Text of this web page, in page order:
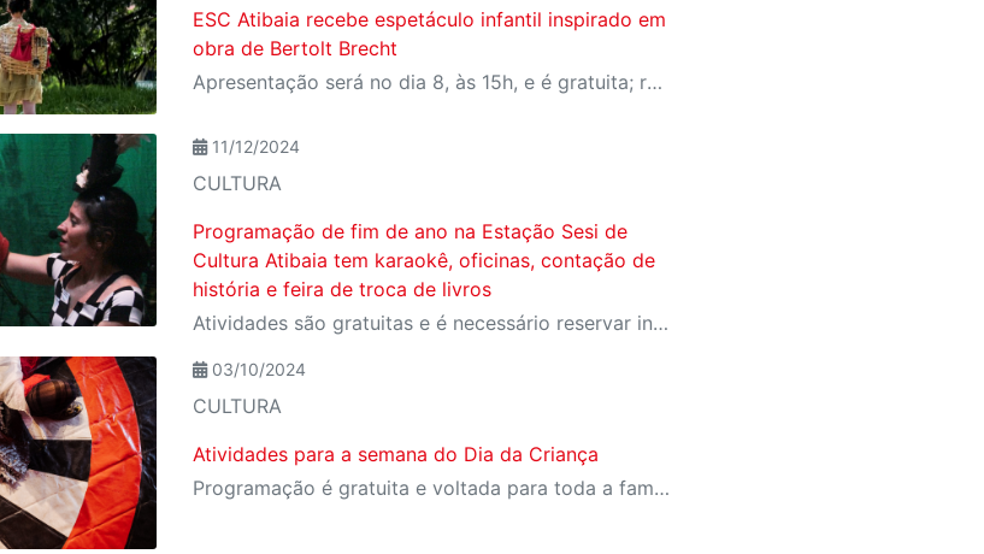
ESC Atibaia recebe espetáculo infantil inspirado em
obra de Bertolt Brecht
Apresentação será no dia 8, às 15h, e é gratuita; reserva de ingressos no Meu SESI
11/12/2024
CULTURA
Programação de fim de ano na Estação Sesi de
Cultura Atibaia tem karaokê, oficinas, contação de
história e feira de troca de livros
Atividades são gratuitas e é necessário reservar ingresso pelo Meu Sesi
03/10/2024
CULTURA
Atividades para a semana do Dia da Criança
Programação é gratuita e voltada para toda a família